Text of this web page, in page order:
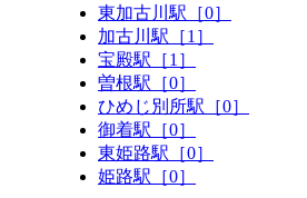
東加古川駅［0］
加古川駅［1］
宝殿駅［1］
曽根駅［0］
ひめじ別所駅［0］
御着駅［0］
東姫路駅［0］
姫路駅［0］